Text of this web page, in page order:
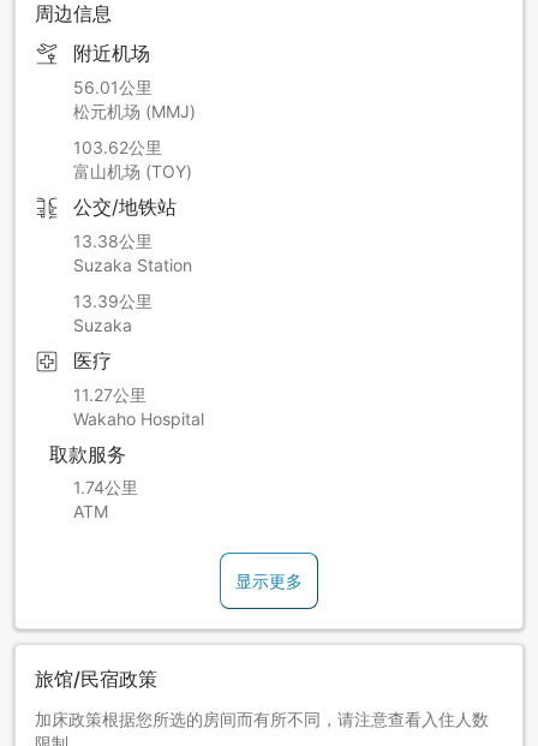
周边信息
附近机场
56.01公里
松元机场 (MMJ)
103.62公里
富山机场 (TOY)
公交/地铁站
13.38公里
Suzaka Station
13.39公里
Suzaka
医疗
11.27公里
Wakaho Hospital
取款服务
1.74公里
ATM
显示更多
旅馆/民宿政策
加床政策根据您所选的房间而有所不同，请注意查看入住人数